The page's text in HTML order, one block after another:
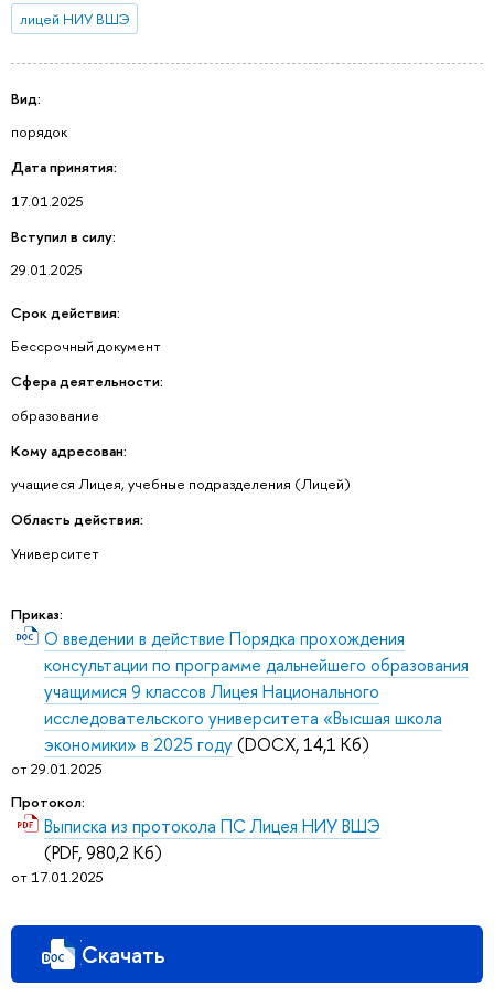
лицей НИУ ВШЭ
Вид:
порядок
Дата принятия:
17.01.2025
Вступил в силу:
29.01.2025
Срок действия:
Бессрочный документ
Сфера деятельности:
образование
Кому адресован:
учащиеся Лицея, учебные подразделения (Лицей)
Область действия:
Университет
Приказ:
О введении в действие Порядка прохождения
консультации по программе дальнейшего образования
учащимися 9 классов Лицея Национального
исследовательского университета «Высшая школа
экономики» в 2025 году(DOCX, 14,1 Кб)
от 29.01.2025
Протокол:
Выписка из протокола ПС Лицея НИУ ВШЭ
(PDF, 980,2 Кб)
от 17.01.2025
Скачать